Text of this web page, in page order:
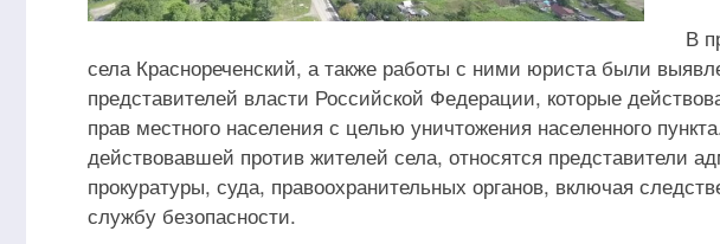
В
села Краснореченский, а также работы с ними юриста были
представителей власти Российской Федерации, которые
прав местного населения с целью уничтожения населенного
действовавшей против жителей села, относятся представители
прокуратуры, суда, правоохранительных органов, включая
службу безопасности.